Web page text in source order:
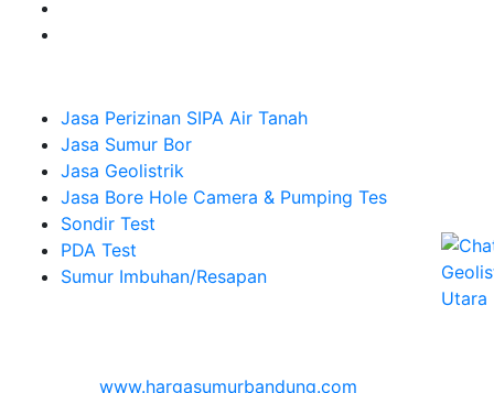
Jasa Perizinan SIPA Air Tanah
Jasa Sumur Bor
Jasa Geolistrik
Jasa Bore Hole Camera & Pumping Tes
Sondir Test
PDA Test
Sumur Imbuhan/Resapan
www.hargasumurbandung.com